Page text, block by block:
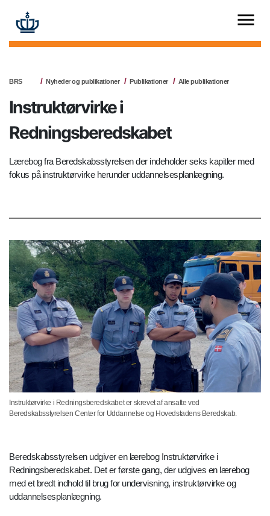
BRS Nyheder og publikationer Publikationer Alle publikationer
Instruktørvirke i
Redningsberedskabet
Lærebog fra Beredskabsstyrelsen der indeholder seks kapitler med
fokus på instruktørvirke herunder uddannelsesplanlægning.
Instruktørvirke i Redningsberedskabet er skrevet af ansatte ved
Beredskabsstyrelsen Center for Uddannelse og Hovedstadens Beredskab.
Beredskabsstyrelsen udgiver en lærebog Instruktørvirke i
Redningsberedskabet. Det er første gang, der udgives en lærebog
med et bredt indhold til brug for undervisning, instruktørvirke og
uddannelsesplanlægning.